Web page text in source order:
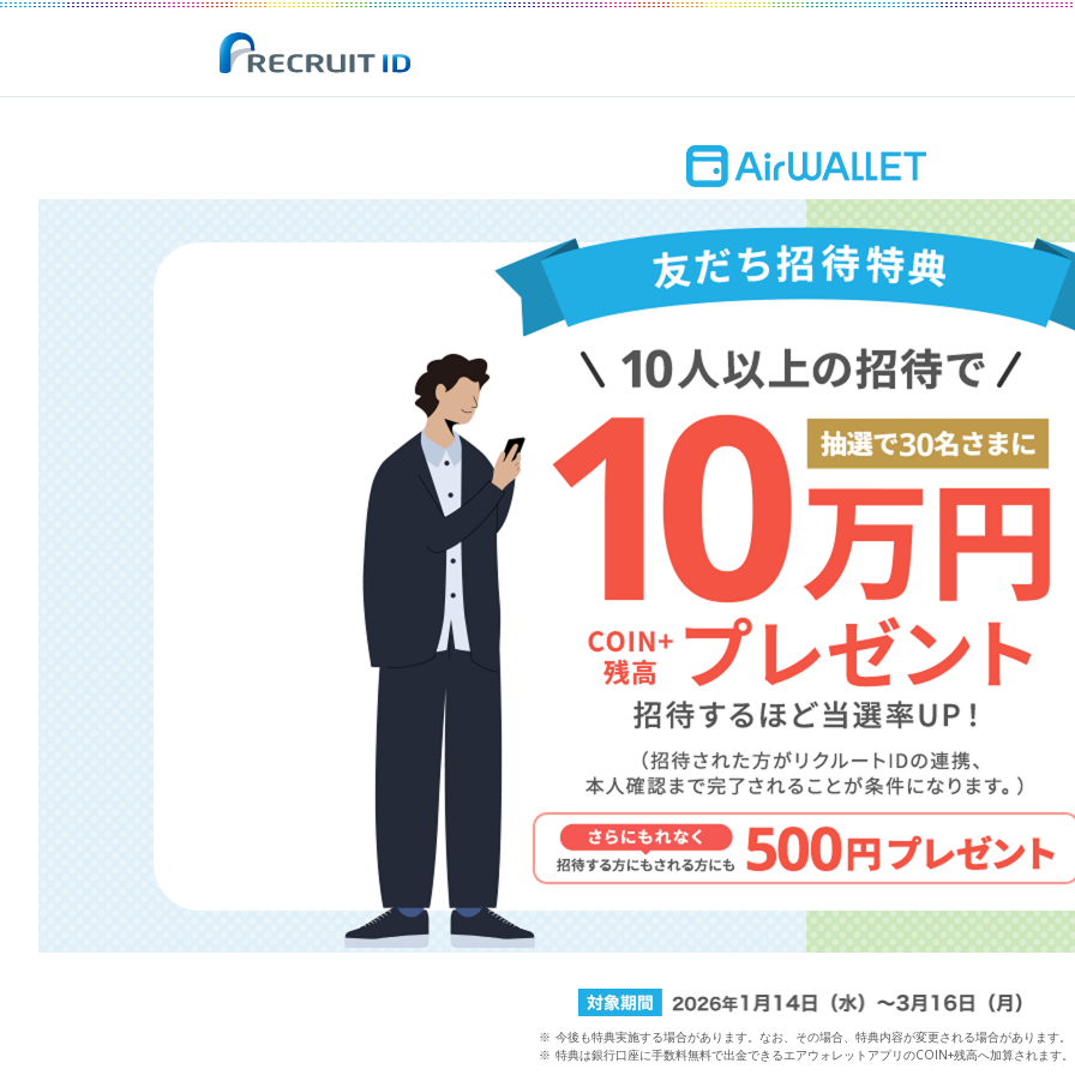
※ 今後も特典実施する場合があります。なお、その場合、特典内容が変更される場合があります。
※ 特典は銀行口座に手数料無料で出金できるエアウォレットアプリのCOIN+残高へ加算されます。